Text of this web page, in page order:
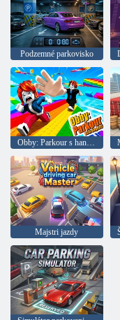
Podzemné parkovisko
Obby: Parkour s handrovou bábikou
Majstri jazdy